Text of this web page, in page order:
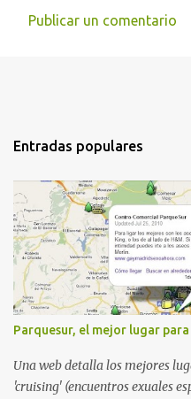
Publicar un comentario
Entradas populares
Parquesur, el mejor lugar
Una web detalla los mejores
'cruising' (encuentros exuales